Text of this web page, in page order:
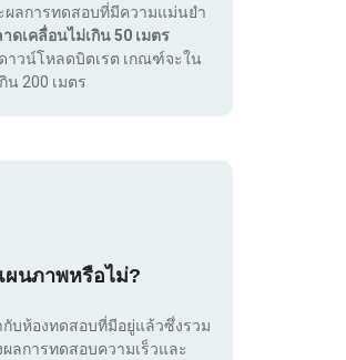
ผลการทดสอบที่มีความแม่นยำ
ดเคลื่อนไม่เกิน 50 เมตร
าวน์โหลดบิตเรต เกณฑ์จะใน
น 200 เมตร
นภาพหรือไม่?
บห้องทดสอบที่มีอยู่แล้วซึ่งรวม
ลการทดสอบความเร็วและ